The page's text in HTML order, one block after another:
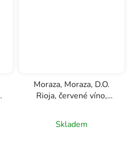
Moraza, Moraza, D.O.
Rioja, červené víno,
Skladem